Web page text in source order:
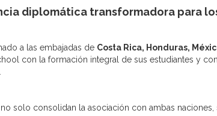
diplomática transformadora para
a las embajadas de Costa Rica, Honduras,
con la formación integral de sus estudiantes y
.
solo consolidan la asociación con ambas